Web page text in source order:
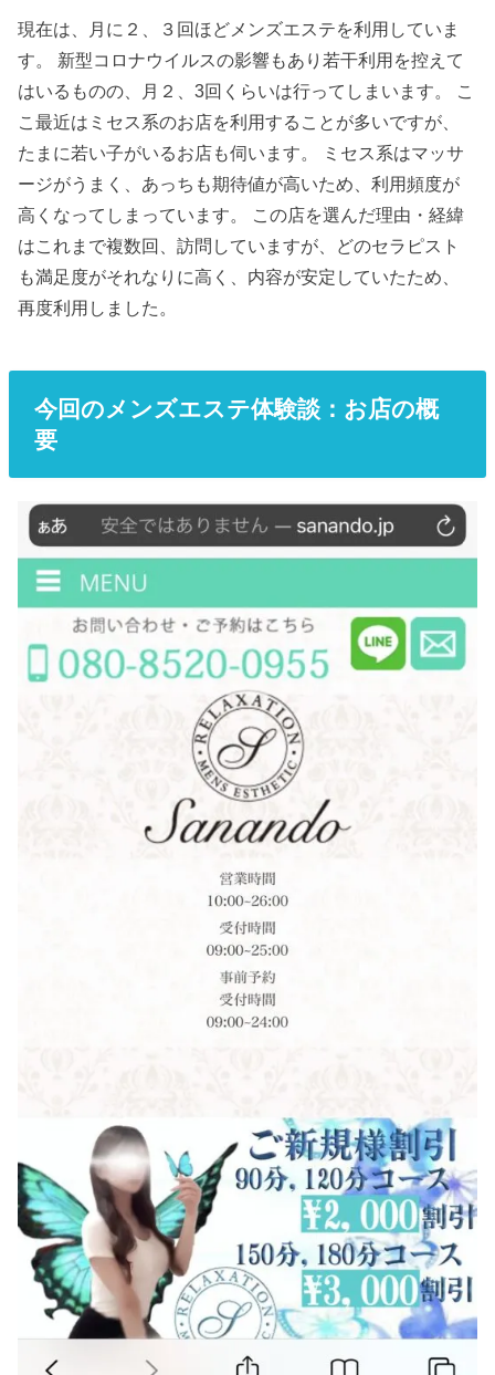
現在は、月に２、３回ほどメンズエステを利用していま
す。 新型コロナウイルスの影響もあり若干利用を控えて
はいるものの、月２、3回くらいは行ってしまいます。 こ
こ最近はミセス系のお店を利用することが多いですが、
たまに若い子がいるお店も伺います。 ミセス系はマッサ
ージがうまく、あっちも期待値が高いため、利用頻度が
高くなってしまっています。 この店を選んだ理由・経緯
はこれまで複数回、訪問していますが、どのセラピスト
も満足度がそれなりに高く、内容が安定していたため、
再度利用しました。
今回のメンズエステ体験談：お店の概
要